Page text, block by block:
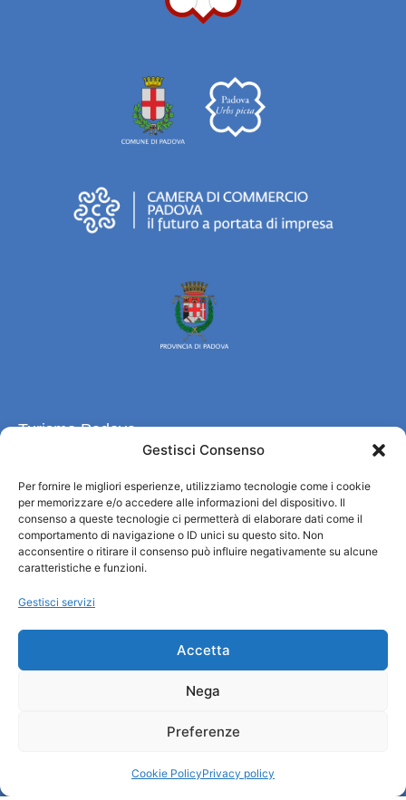
Gestisci Consenso
Per fornire le migliori esperienze, utilizziamo tecnologie come i cookie
per memorizzare e/o accedere alle informazioni del dispositivo. Il
consenso a queste tecnologie ci permetterà di elaborare dati come il
comportamento di navigazione o ID unici su questo sito. Non
acconsentire o ritirare il consenso può influire negativamente su alcune
caratteristiche e funzioni.
Gestisci servizi
Accetta
Nega
Preferenze
Cookie PolicyPrivacy policy
Turismo Padova
Informazioni e Accoglienza Turistica/IAT
Privacy policy
Cookie Policy
Credits
Informazioni